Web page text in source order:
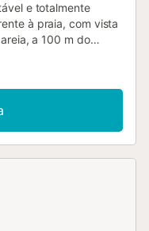
e totalmente
à praia, com vista
a 100 m do
ao mar. Dispõe de
vedado, 25 m² de
internet (wifi), secador
ténis, campo de
ar condicionado